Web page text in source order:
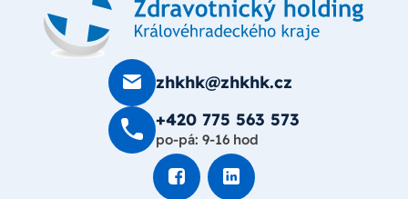
zhkhk@zhkhk.cz
+420 775 563 573
po-pá: 9-16 hod